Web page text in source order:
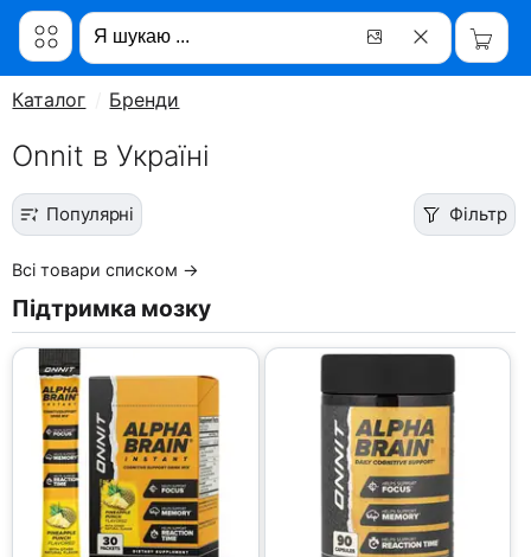
Каталог Бренди
Onnit в Україні
Популярні Фільтр
Всі товари списком →
Підтримка мозку